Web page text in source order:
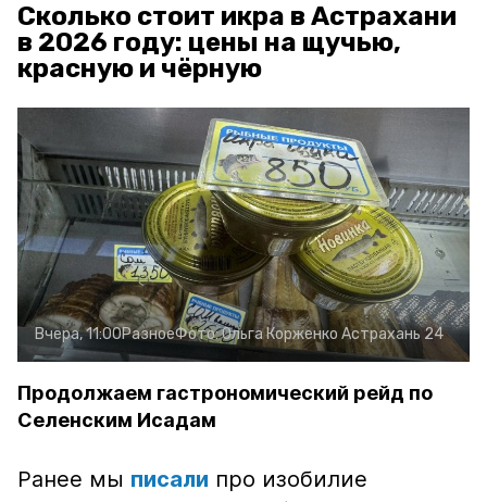
Сколько стоит икра в Астрахани
в 2026 году: цены на щучью,
красную и чёрную
Вчера, 11:00РазноеФото:Ольга Корженко Астрахань 24
Продолжаем гастрономический рейд по
Селенским Исадам
Ранее мы писали про изобилие